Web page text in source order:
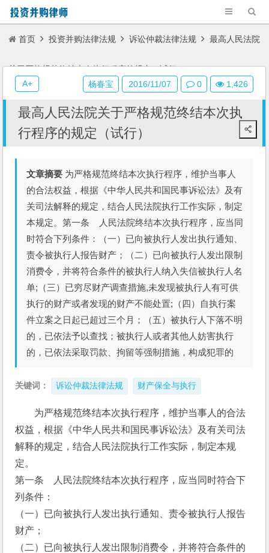
首页 投资并购法律法规 诉讼仲裁法律法规 最高人民法院
关于严格规范终结本次执行程序的规定（试行）
最高人民法院关于严格规范终结本次执
行程序的规定（试行）
文章摘要 为严格规范终结本次执行程序，维护当事人
的合法权益，根据《中华人民共和国民事诉讼法》及有
关司法解释的规定，结合人民法院执行工作实际，制定
本规定。第一条 人民法院终结本次执行程序，应当同
时符合下列条件：（一）已向被执行人发出执行通知、
责令被执行人报告财产；（二）已向被执行人发出限制
消费令，并将符合条件的被执行人纳入失信被执行人名
单;（三）已穷尽财产调查措施,未发现被执行人有可供
执行的财产或者发现的财产不能处置;（四）自执行案
件立案之日起已超过三个月；（五）被执行人下落不明
的，已依法予以查找；被执行人或者其他人妨害执行
的，已依法采取罚款、拘留等强制措施，构成犯罪的
关键词： 诉讼仲裁法律法规 财产保全与执行
为严格规范终结本次执行程序，维护当事人的合法
权益，根据《中华人民共和国民事诉讼法》及有关司法
解释的规定，结合人民法院执行工作实际，制定本规
定。
第一条    人民法院终结本次执行程序，应当同时符合下
列条件：
（一）已向被执行人发出执行通知、责令被执行人报告
财产；
（二）已向被执行人发出限制消费令，并将符合条件的
杨春宝 2016/11/07 0 1,426
A+